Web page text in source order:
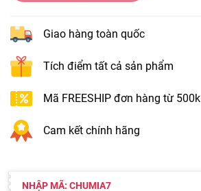
Giao hàng toàn quốc
Tích điểm tất cả sản phẩm
Mã FREESHIP đơn hàng từ 500k
Cam kết chính hãng
NHẬP MÃ: CHUMIA7